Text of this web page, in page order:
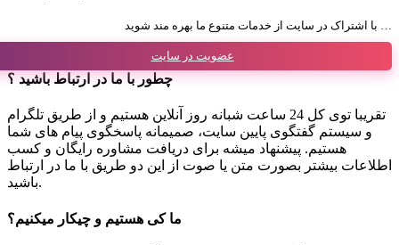
عضویت در سایت
چطور با ما در ارتباط باشید ؟
تقریبا توی کل 24 ساعت شبانه روز آنلاین هستیم و از طریق تلگرام
و سیستم گفتگوی پایین سایت، صمیمانه پاسخگوی پیام های شما
هستیم. پیشنهاد میشه برای دریافت مشاوره رایگان و کسب
اطلاعات بیشتر بصورت متن یا صوت از این دو طریق با ما در ارتباط
باشید.
ما کی هستیم و چیکار میکنیم؟